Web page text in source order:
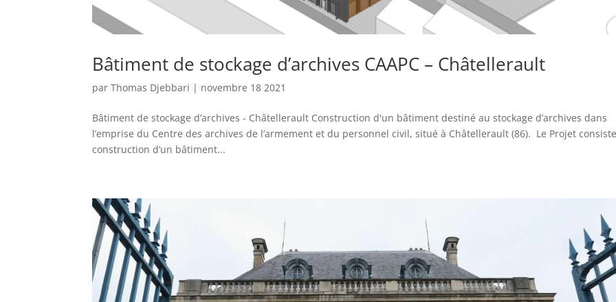
Bâtiment de stockage d’archives CAAPC – Châtellerault
parThomas Djebbari | novembre 18 2021
Bâtiment de stockage d’archives - Châtellerault Construction d'un bâtiment destiné au stockage d’archives dans
l’emprise du Centre des archives de l’armement et du personnel civil, situé à Châtellerault (86). Le Projet
construction d’un bâtiment...